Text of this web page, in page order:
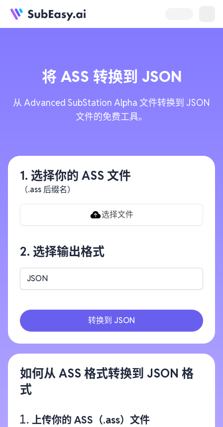
将 ASS 转换到 JSON
从 Advanced SubStation Alpha 文件转换到 JSON
文件的免费工具。
1. 选择你的 ASS 文件
（.ass 后缀名）
选择文件
2. 选择输出格式
JSON
转换到 JSON
如何从 ASS 格式转换到 JSON 格
式
上传你的 ASS（.ass）文件